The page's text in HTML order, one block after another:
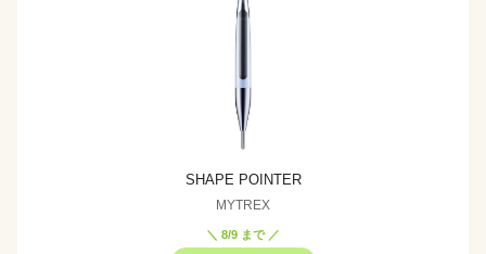
SHAPE POINTER
MYTREX
＼ 8/9 まで ／